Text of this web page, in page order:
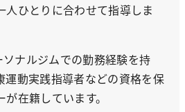
人ひとりに合わせて指導しま
ナルジムでの勤務経験を持
運動実践指導者などの資格を保
在籍しています。